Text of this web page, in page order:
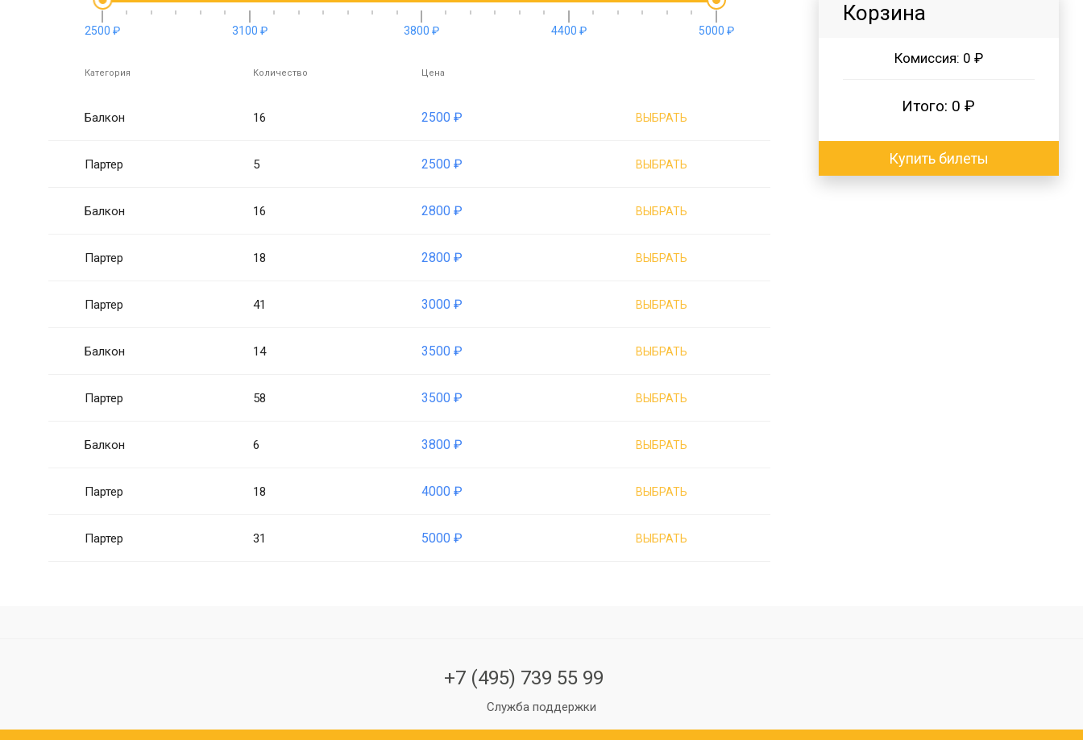
2500 ₽ 3100 ₽ 3800 ₽ 4400 ₽ 5000 ₽
Категория Количество Цена
Балкон 16 2500 ₽ ВЫБРАТЬ
Партер 5 2500 ₽ ВЫБРАТЬ
Балкон 16 2800 ₽ ВЫБРАТЬ
Партер 18 2800 ₽ ВЫБРАТЬ
Партер 41 3000 ₽ ВЫБРАТЬ
Балкон 14 3500 ₽ ВЫБРАТЬ
Партер 58 3500 ₽ ВЫБРАТЬ
Балкон 6 3800 ₽ ВЫБРАТЬ
Партер 18 4000 ₽ ВЫБРАТЬ
Партер 31 5000 ₽ ВЫБРАТЬ
Корзина
Комиссия: 0 ₽
Итого: 0 ₽
Купить билеты
+7 (495) 739 55 99
Служба поддержки